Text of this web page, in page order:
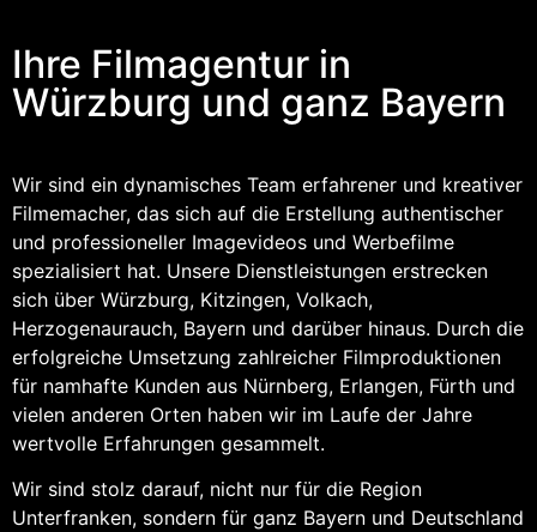
Ihre Filmagentur in
Würzburg und ganz Bayern
Wir sind ein dynamisches Team erfahrener und kreativer
Filmemacher, das sich auf die Erstellung authentischer
und professioneller Imagevideos und Werbefilme
spezialisiert hat. Unsere Dienstleistungen erstrecken
sich über Würzburg, Kitzingen, Volkach,
Herzogenaurauch, Bayern und darüber hinaus. Durch die
erfolgreiche Umsetzung zahlreicher Filmproduktionen
für namhafte Kunden aus Nürnberg, Erlangen, Fürth und
vielen anderen Orten haben wir im Laufe der Jahre
wertvolle Erfahrungen gesammelt.
Wir sind stolz darauf, nicht nur für die Region
Unterfranken, sondern für ganz Bayern und Deutschland